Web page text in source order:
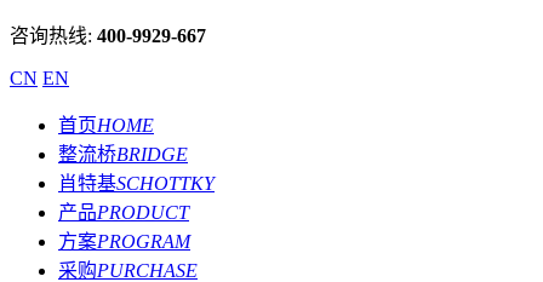
咨询热线: 400-9929-667
CN EN
首页HOME
整流桥BRIDGE
肖特基SCHOTTKY
产品PRODUCT
方案PROGRAM
采购PURCHASE